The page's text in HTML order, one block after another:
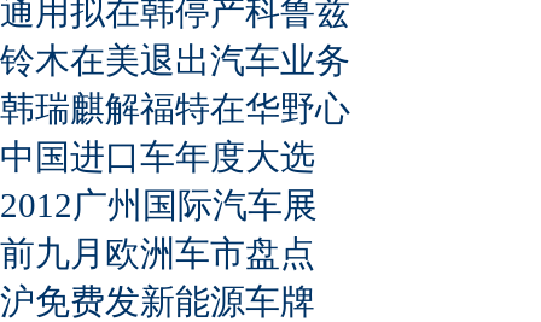
通用拟在韩停产科鲁兹
铃木在美退出汽车业务
韩瑞麒解福特在华野心
中国进口车年度大选
2012广州国际汽车展
前九月欧洲车市盘点
沪免费发新能源车牌